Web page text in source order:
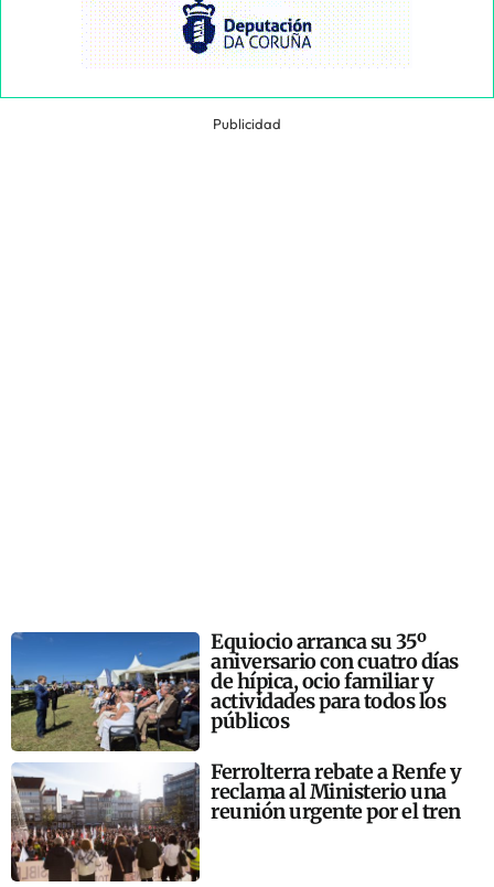
Publicidad
Equiocio arranca su 35º
aniversario con cuatro días
de hípica, ocio familiar y
actividades para todos los
públicos
Ferrolterra rebate a Renfe y
reclama al Ministerio una
reunión urgente por el tren